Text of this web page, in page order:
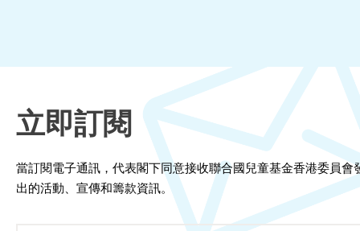
立即訂閱
當訂閱電子通訊，代表閣下同意接收聯合國兒童基金香港委員會
出的活動、宣傳和籌款資訊。